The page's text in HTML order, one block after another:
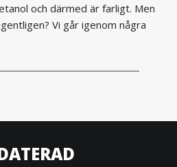
och därmed är farligt. Men
Vi går igenom några